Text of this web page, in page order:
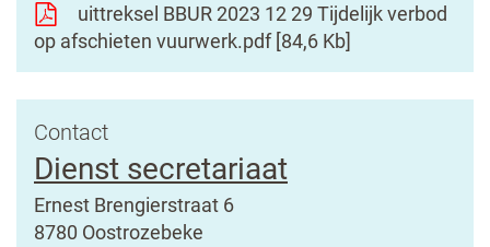
uittreksel BBUR 2023 12 29 Tijdelijk verbod
op afschieten vuurwerk.pdf 84,6 Kb
Contact
Dienst secretariaat
Adres
Ernest Brengierstraat 6
,8780 Oostrozebeke